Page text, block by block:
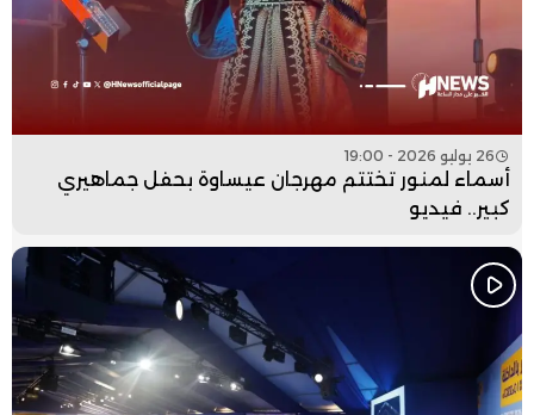
26 يوليو 2026 - 19:00
أسماء لمنور تختتم مهرجان عيساوة بحفل جماهيري
كبير.. فيديو